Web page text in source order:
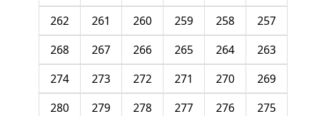
257
258
259
260
261
262
263
264
265
266
267
268
269
270
271
272
273
274
275
276
277
278
279
280